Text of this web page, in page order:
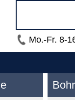
Mo.-Fr. 8-